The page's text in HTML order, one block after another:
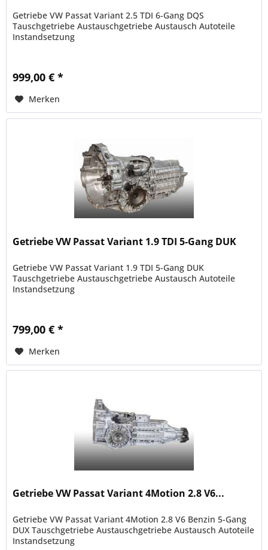
Getriebe VW Passat Variant 2.5 TDI 6-Gang DQS
Tauschgetriebe Austauschgetriebe Austausch Autoteile
Instandsetzung
999,00 € *
Merken
Getriebe VW Passat Variant 1.9 TDI 5-Gang DUK
Getriebe VW Passat Variant 1.9 TDI 5-Gang DUK
Tauschgetriebe Austauschgetriebe Austausch Autoteile
Instandsetzung
799,00 € *
Merken
Getriebe VW Passat Variant 4Motion 2.8 V6...
Getriebe VW Passat Variant 4Motion 2.8 V6 Benzin 5-Gang
DUX Tauschgetriebe Austauschgetriebe Austausch Autoteile
Instandsetzung